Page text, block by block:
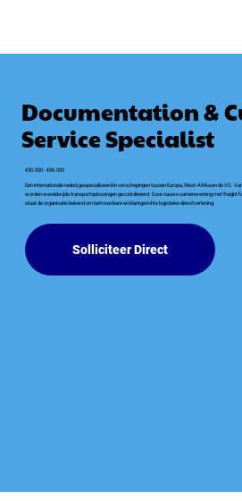
Documentation &
Service Specialist
€50.000 - €56.000
Een internationale rederij gespecialiseerd in verschepingen tussen Europa, West-Afrika en de VS.
worden wereldwijde transportoplossingen gecoördineerd. Door nauwe samenwerking met freight
staat de organisatie bekend om betrouwbare en klantgerichte logistieke dienstverlening.
Solliciteer Direct